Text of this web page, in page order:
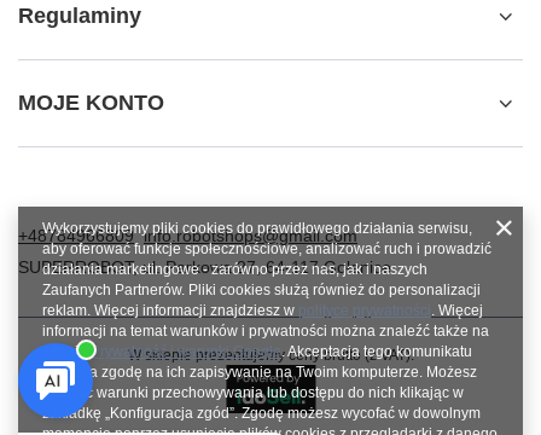
Regulaminy
MOJE KONTO
+48784966809 info.robotshops@gmail.com
SUPERROBOT,ul. Parkowa 27,64-117Gołanice
W sklepie prezentujemy ceny brutto (z VAT).
Wykorzystujemy pliki cookies do prawidłowego działania serwisu,
aby oferować funkcje społecznościowe, analizować ruch i prowadzić
działania marketingowe - zarówno przez nas, jak i naszych
Zaufanych Partnerów. Pliki cookies służą również do personalizacji
reklam. Więcej informacji znajdziesz w polityce prywatności. Więcej
informacji na temat warunków i prywatności można znaleźć także na
stronie Prywatność i warunki Google. Akceptacja tego komunikatu
oznacza zgodę na ich zapisywanie na Twoim komputerze. Możesz
określić warunki przechowywania lub dostępu do nich klikając w
zakładkę „Konfiguracja zgód”. Zgodę możesz wycofać w dowolnym